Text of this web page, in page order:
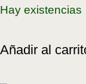
Hay existencias
Añadir al